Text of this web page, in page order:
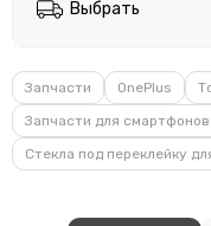
Выбрать
Запчасти OnePlus
Запчасти для смартфонов
Стекла под переклейку